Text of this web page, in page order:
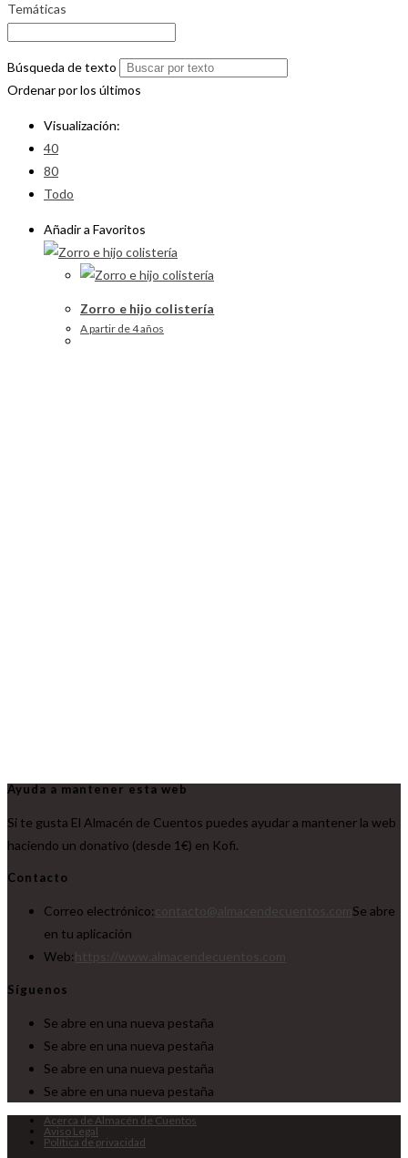
Temáticas
Búsqueda de texto
Ordenar por los últimos
Visualización:
40
80
Todo
Añadir a Favoritos
Zorro e hijo colistería
A partir de 4 años
Ayuda a mantener esta web
Si te gusta El Almacén de Cuentos puedes ayudar a mantener la web
haciendo un donativo (desde 1€) en Kofi.
Contacto
Correo electrónico:
Se abre
en tu aplicación
Web:
Síguenos
Se abre en una nueva pestaña
Se abre en una nueva pestaña
Se abre en una nueva pestaña
Se abre en una nueva pestaña
Acerca de Almacén de Cuentos
Aviso Legal
Política de privacidad